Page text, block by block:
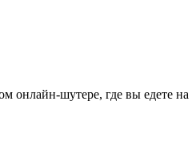
онлайн-шутере, где вы едете